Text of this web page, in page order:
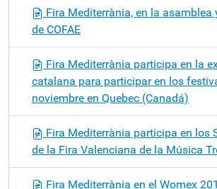
Fira Mediterrània, en la asamblea
de COFAE
Fira Mediterrània participa en la
catalana para participar en los
noviembre en Quebec (Canadá)
Fira Mediterrània participa en los
de la Fira Valenciana de la Música
Fira Mediterrània en el Womex